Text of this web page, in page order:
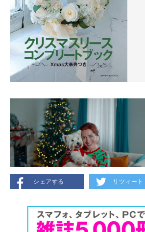
シェアする リツィート